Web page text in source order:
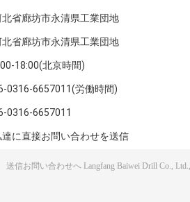
北省廊坊市永清県工業団地
北省廊坊市永清県工業団地
18:00(北京時間)
0316-6657011(労働時間)
0316-6657011
達に直接お問い合わせを送信